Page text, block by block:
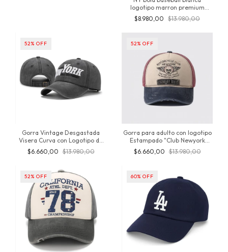
logotipo marron premium
Yankees snapback regulable
$8.980,00 $13.980,00
52% OFF
Gorra Vintage Desgastada
Visera Curva con Logotipo de
"Newyork" Algodón, importada,
regulable, inversionesjt
$6.660,00 $13.980,00
52% OFF
Gorra para adulto con logotipo
Estampado "Club Newyork
Motorcycle" producto
Importado, original de
$6.660,00 $13.980,00
52% OFF 60% OFF